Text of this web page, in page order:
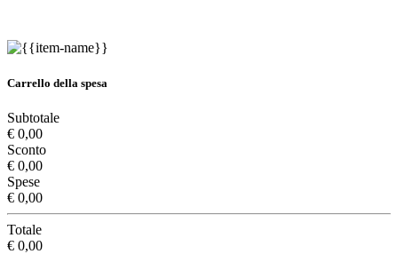
Carrello della spesa
Subtotale
€ 0,00
Sconto
€ 0,00
Spese
€ 0,00
Totale
€ 0,00